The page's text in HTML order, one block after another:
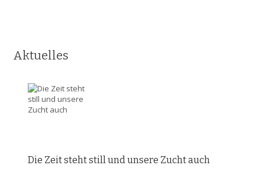
Aktuelles
Die Zeit steht still und unsere Zucht auch